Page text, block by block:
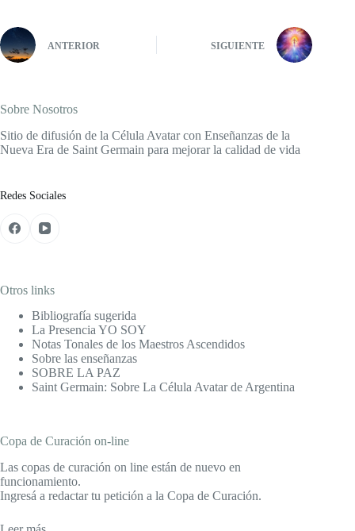
ANTERIOR SIGUIENTE
Sobre Nosotros
Sitio de difusión de la Célula Avatar con Enseñanzas de la
Nueva Era de Saint Germain para mejorar la calidad de vida
Redes Sociales
Otros links
Bibliografía sugerida
La Presencia YO SOY
Notas Tonales de los Maestros Ascendidos
Sobre las enseñanzas
SOBRE LA PAZ
Saint Germain: Sobre La Célula Avatar de Argentina
Copa de Curación on-line
Las copas de curación on line están de nuevo en
funcionamiento.
Ingresá a redactar tu petición a la Copa de Curación.